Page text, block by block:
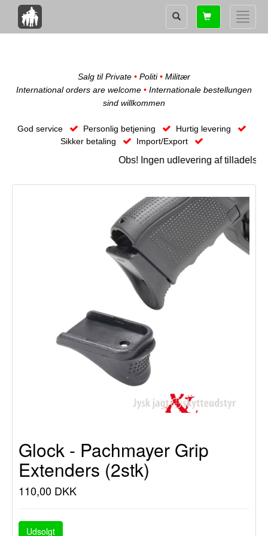
Toggle
Shopping
card
Salg til Private • Politi• Militær
International orders are welcome • Internationale bestellungen
sind willkommen
God service Personlig betjening
Hurtig levering
Sikker betaling
Import/Export
Obs! Ingen udlevering af
Glock - Pachmayer Grip
Extenders (2stk)
110,00 DKK
Udsolgt